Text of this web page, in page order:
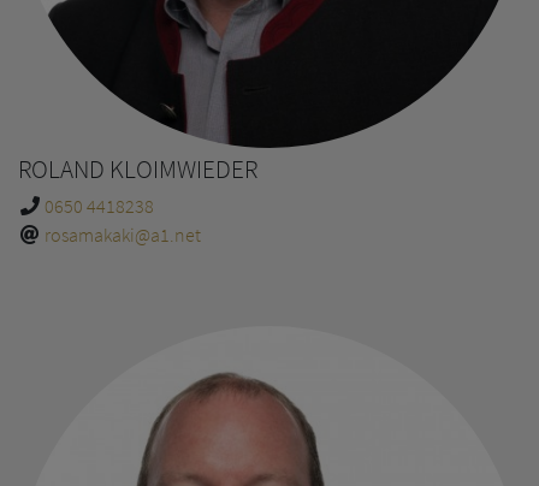
ROLAND KLOIMWIEDER
0650 4418238
rosamakaki@a1.net